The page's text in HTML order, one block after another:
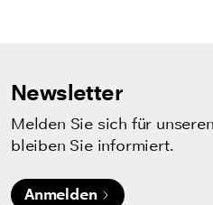
Newsletter
Melden Sie sich für
bleiben Sie informiert.
Anmelden